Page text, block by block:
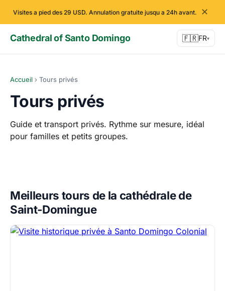
Visites a pied des 29 USD. Annulation gratuite jusqu a 24h avant. ✕
Cathedral of Santo Domingo 🇫🇷FR▾
Accueil › Tours privés
Tours privés
Guide et transport privés. Rythme sur mesure, idéal
pour familles et petits groupes.
Meilleurs tours de la cathédrale de
Saint-Domingue